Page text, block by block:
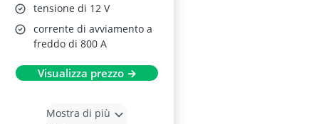
tensione di 12 V
corrente di avviamento a
freddo di 800 A
Visualizza prezzo →
Mostra di più